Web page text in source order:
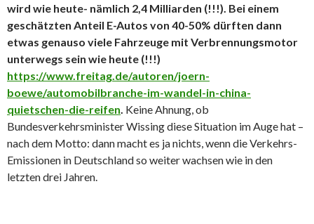
wird wie heute- nämlich 2,4 Milliarden (!!!). Bei einem
geschätzten Anteil E-Autos von 40-50% dürften dann
etwas genauso viele Fahrzeuge mit Verbrennungsmotor
unterwegs sein wie heute (!!!)
https://www.freitag.de/autoren/joern-
boewe/automobilbranche-im-wandel-in-china-
quietschen-die-reifen. Keine Ahnung, ob
Bundesverkehrsminister Wissing diese Situation im Auge hat –
nach dem Motto: dann macht es ja nichts, wenn die Verkehrs-
Emissionen in Deutschland so weiter wachsen wie in den
letzten drei Jahren.